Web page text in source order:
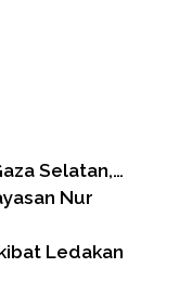
Selatan,…
Nur
Ledakan